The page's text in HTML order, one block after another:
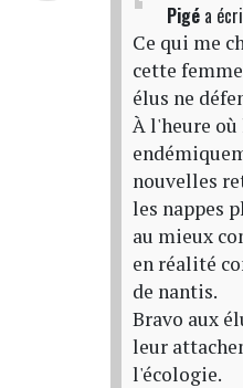
Pigéa
Ce qui me
cette
élus ne
À l'heure où
nouvelles
les nappes
au mieux
en réalité
de nantis.
Bravo aux
leur
l'écologie.